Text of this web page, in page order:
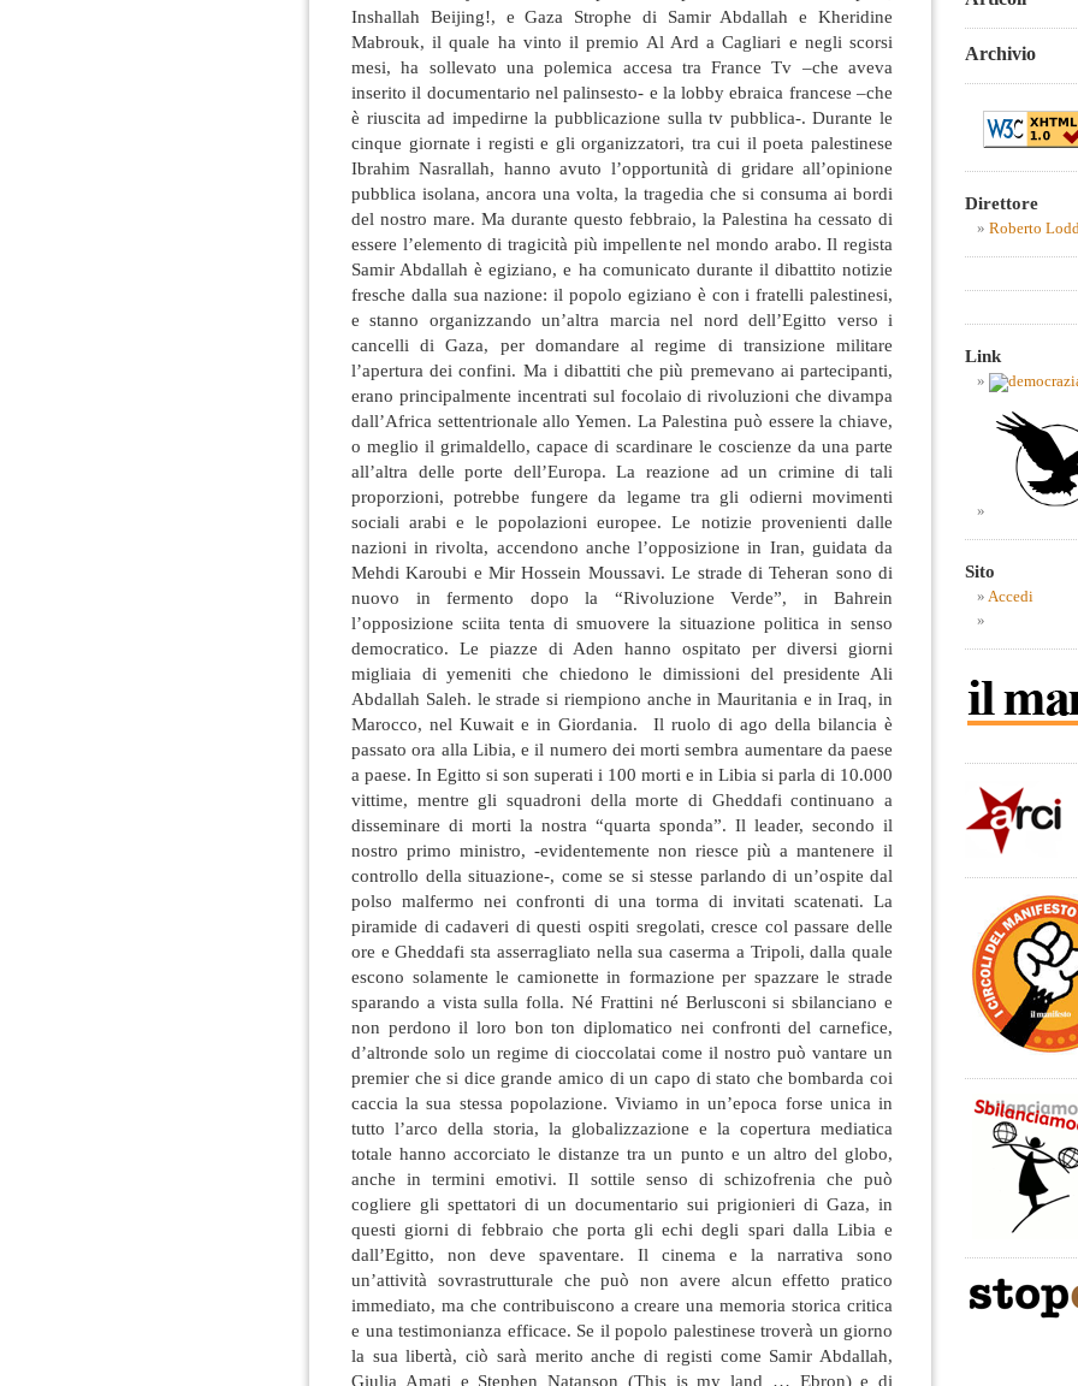
Inshallah Beijing!, e Gaza Strophe di Samir Abdallah e Kheridine
Mabrouk, il quale ha vinto il premio Al Ard a Cagliari e negli scorsi
mesi, ha sollevato una polemica accesa tra France Tv –che aveva
inserito il documentario nel palinsesto- e la lobby ebraica francese –che
è riuscita ad impedirne la pubblicazione sulla tv pubblica-. Durante le
cinque giornate i registi e gli organizzatori, tra cui il poeta palestinese
Ibrahim Nasrallah, hanno avuto l’opportunità di gridare all’opinione
pubblica isolana, ancora una volta, la tragedia che si consuma ai bordi
del nostro mare. Ma durante questo febbraio, la Palestina ha cessato di
essere l’elemento di tragicità più impellente nel mondo arabo. Il regista
Samir Abdallah è egiziano, e ha comunicato durante il dibattito notizie
fresche dalla sua nazione: il popolo egiziano è con i fratelli palestinesi,
e stanno organizzando un’altra marcia nel nord dell’Egitto verso i
cancelli di Gaza, per domandare al regime di transizione militare
l’apertura dei confini. Ma i dibattiti che più premevano ai partecipanti,
erano principalmente incentrati sul focolaio di rivoluzioni che divampa
dall’Africa settentrionale allo Yemen. La Palestina può essere la chiave,
o meglio il grimaldello, capace di scardinare le coscienze da una parte
all’altra delle porte dell’Europa. La reazione ad un crimine di tali
proporzioni, potrebbe fungere da legame tra gli odierni movimenti
sociali arabi e le popolazioni europee. Le notizie provenienti dalle
nazioni in rivolta, accendono anche l’opposizione in Iran, guidata da
Mehdi Karoubi e Mir Hossein Moussavi. Le strade di Teheran sono di
nuovo in fermento dopo la “Rivoluzione Verde”, in Bahrein
l’opposizione sciita tenta di smuovere la situazione politica in senso
democratico. Le piazze di Aden hanno ospitato per diversi giorni
migliaia di yemeniti che chiedono le dimissioni del presidente Ali
Abdallah Saleh. le strade si riempiono anche in Mauritania e in Iraq, in
Marocco, nel Kuwait e in Giordania. Il ruolo di ago della bilancia è
passato ora alla Libia, e il numero dei morti sembra aumentare da paese
a paese. In Egitto si son superati i 100 morti e in Libia si parla di 10.000
vittime, mentre gli squadroni della morte di Gheddafi continuano a
disseminare di morti la nostra “quarta sponda”. Il leader, secondo il
nostro primo ministro, -evidentemente non riesce più a mantenere il
controllo della situazione-, come se si stesse parlando di un’ospite dal
polso malfermo nei confronti di una torma di invitati scatenati. La
piramide di cadaveri di questi ospiti sregolati, cresce col passare delle
ore e Gheddafi sta asserragliato nella sua caserma a Tripoli, dalla quale
escono solamente le camionette in formazione per spazzare le strade
sparando a vista sulla folla. Né Frattini né Berlusconi si sbilanciano e
non perdono il loro bon ton diplomatico nei confronti del carnefice,
d’altronde solo un regime di cioccolatai come il nostro può vantare un
premier che si dice grande amico di un capo di stato che bombarda coi
caccia la sua stessa popolazione. Viviamo in un’epoca forse unica in
tutto l’arco della storia, la globalizzazione e la copertura mediatica
totale hanno accorciato le distanze tra un punto e un altro del globo,
anche in termini emotivi. Il sottile senso di schizofrenia che può
cogliere gli spettatori di un documentario sui prigionieri di Gaza, in
questi giorni di febbraio che porta gli echi degli spari dalla Libia e
dall’Egitto, non deve spaventare. Il cinema e la narrativa sono
un’attività sovrastrutturale che può non avere alcun effetto pratico
immediato, ma che contribuiscono a creare una memoria storica critica
e una testimonianza efficace. Se il popolo palestinese troverà un giorno
la sua libertà, ciò sarà merito anche di registi come Samir Abdallah,
Giulia Amati e Stephen Natanson (This is my land … Ebron) e di
Archivio
Direttore
Roberto
Link
Sito
Accedi